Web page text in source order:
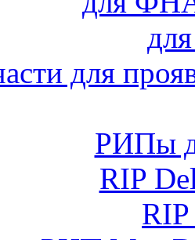
для
РИПы
RIP